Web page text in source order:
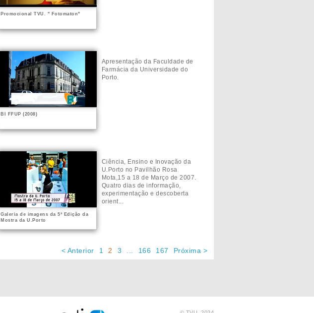
Promocional TVU. " Fotomaton"
BI FFUP (2008)
Apresentação da Faculdade de
Farmácia da Universidade do
Porto.
Galeria de imagens da 5ª Edição da
Mostra da U.Porto
Ciência, Ensino e Inovação da
U.Porto no Pavilhão Rosa
Mota,15 a 18 de Março de 2007.
Quatro dias de informação,
experimentação e descoberta
orient...
< Anterior 1 2 3 166 167 Próxima >